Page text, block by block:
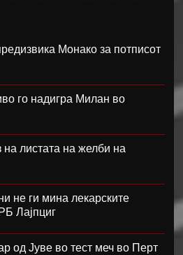
Монако за потписот
го надигра Милан во
на листата на желби на
не ги мина лекарските
Лајпциг
од Јуве во тест меч во Перт